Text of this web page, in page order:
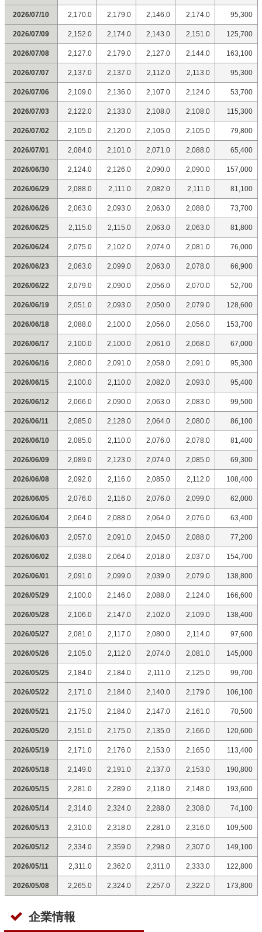
2026/07/10 2,170.0 2,179.0 2,146.0 2,174.0 95,300
2026/07/09 2,152.0 2,174.0 2,143.0 2,151.0 125,700
2026/07/08 2,127.0 2,179.0 2,127.0 2,144.0 163,100
2026/07/07 2,137.0 2,137.0 2,112.0 2,113.0 95,300
2026/07/06 2,109.0 2,136.0 2,107.0 2,124.0 53,700
2026/07/03 2,122.0 2,133.0 2,108.0 2,108.0 115,300
2026/07/02 2,105.0 2,120.0 2,105.0 2,105.0 79,800
2026/07/01 2,084.0 2,101.0 2,071.0 2,088.0 65,400
2026/06/30 2,124.0 2,126.0 2,090.0 2,090.0 157,000
2026/06/29 2,088.0 2,111.0 2,082.0 2,111.0 81,100
2026/06/26 2,063.0 2,093.0 2,063.0 2,088.0 73,700
2026/06/25 2,115.0 2,115.0 2,063.0 2,063.0 81,800
2026/06/24 2,075.0 2,102.0 2,074.0 2,081.0 76,000
2026/06/23 2,063.0 2,099.0 2,063.0 2,078.0 66,900
2026/06/22 2,079.0 2,090.0 2,056.0 2,070.0 52,700
2026/06/19 2,051.0 2,093.0 2,050.0 2,079.0 128,600
2026/06/18 2,088.0 2,100.0 2,056.0 2,056.0 153,700
2026/06/17 2,100.0 2,100.0 2,061.0 2,068.0 67,000
2026/06/16 2,080.0 2,091.0 2,058.0 2,091.0 95,300
2026/06/15 2,100.0 2,110.0 2,082.0 2,093.0 95,400
2026/06/12 2,066.0 2,090.0 2,063.0 2,083.0 99,500
2026/06/11 2,085.0 2,128.0 2,064.0 2,080.0 86,100
2026/06/10 2,085.0 2,110.0 2,076.0 2,078.0 81,400
2026/06/09 2,089.0 2,123.0 2,074.0 2,085.0 69,300
2026/06/08 2,092.0 2,116.0 2,085.0 2,112.0 108,400
2026/06/05 2,076.0 2,116.0 2,076.0 2,099.0 62,000
2026/06/04 2,064.0 2,088.0 2,064.0 2,076.0 63,400
2026/06/03 2,057.0 2,091.0 2,045.0 2,088.0 77,200
2026/06/02 2,038.0 2,064.0 2,018.0 2,037.0 154,700
2026/06/01 2,091.0 2,099.0 2,039.0 2,079.0 138,800
2026/05/29 2,100.0 2,146.0 2,088.0 2,124.0 166,600
2026/05/28 2,106.0 2,147.0 2,102.0 2,109.0 138,400
2026/05/27 2,081.0 2,117.0 2,080.0 2,114.0 97,600
2026/05/26 2,105.0 2,112.0 2,074.0 2,081.0 145,000
2026/05/25 2,184.0 2,184.0 2,111.0 2,125.0 99,700
2026/05/22 2,171.0 2,184.0 2,140.0 2,179.0 106,100
2026/05/21 2,175.0 2,184.0 2,147.0 2,161.0 70,500
2026/05/20 2,151.0 2,175.0 2,135.0 2,166.0 120,600
2026/05/19 2,171.0 2,176.0 2,153.0 2,165.0 113,400
2026/05/18 2,149.0 2,191.0 2,137.0 2,153.0 190,800
2026/05/15 2,281.0 2,289.0 2,118.0 2,148.0 193,600
2026/05/14 2,314.0 2,324.0 2,288.0 2,308.0 74,100
2026/05/13 2,310.0 2,318.0 2,281.0 2,316.0 109,500
2026/05/12 2,334.0 2,359.0 2,298.0 2,307.0 149,100
2026/05/11 2,311.0 2,362.0 2,311.0 2,333.0 122,800
2026/05/08 2,265.0 2,324.0 2,257.0 2,322.0 173,800
企業情報